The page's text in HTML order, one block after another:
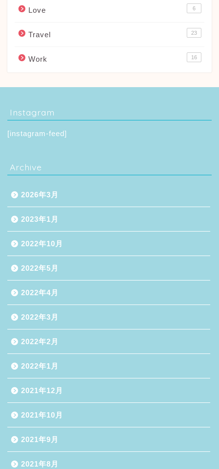
Love 6
Travel 23
Work 16
Instagram
[instagram-feed]
Archive
2026年3月
2023年1月
2022年10月
2022年5月
2022年4月
2022年3月
2022年2月
2022年1月
2021年12月
2021年10月
2021年9月
2021年8月